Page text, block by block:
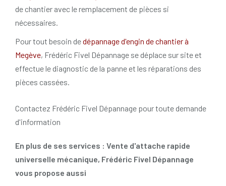
de chantier avec le remplacement de pièces si
nécessaires.
Pour tout besoin dedépannage d'engin de chantier à
Megève, Frédéric Fivel Dépannage se déplace sur site et
effectue le diagnostic de la panne et les réparations des
pièces cassées.
Contactez Frédéric Fivel Dépannage pour toute demande
d'information
En plus de ses services : Vente d'attache rapide
universelle mécanique, Frédéric Fivel Dépannage
vous propose aussi